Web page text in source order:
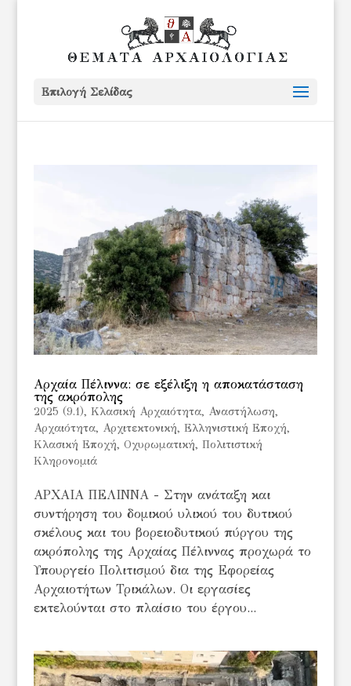
Επιλογή Σελίδας
Αρχαία Πέλιννα: σε εξέλιξη η αποκατάσταση
της ακρόπολης
2025 (9.1), Kλασική Αρχαιότητα, Αναστήλωση,
Αρχαιότητα, Αρχιτεκτονική, Ελληνιστική Εποχή,
Κλασική Εποχή, Οχυρωματική, Πολιτιστική
Κληρονομιά
ΑΡΧΑΙΑ ΠΕΛΙΝΝΑ - Στην ανάταξη και
συντήρηση του δομικού υλικού του δυτικού
σκέλους και του βορειοδυτικού πύργου της
ακρόπολης της Αρχαίας Πέλιννας προχωρά το
Υπουργείο Πολιτισμού δια της Εφορείας
Αρχαιοτήτων Τρικάλων. Οι εργασίες
εκτελούνται στο πλαίσιο του έργου...